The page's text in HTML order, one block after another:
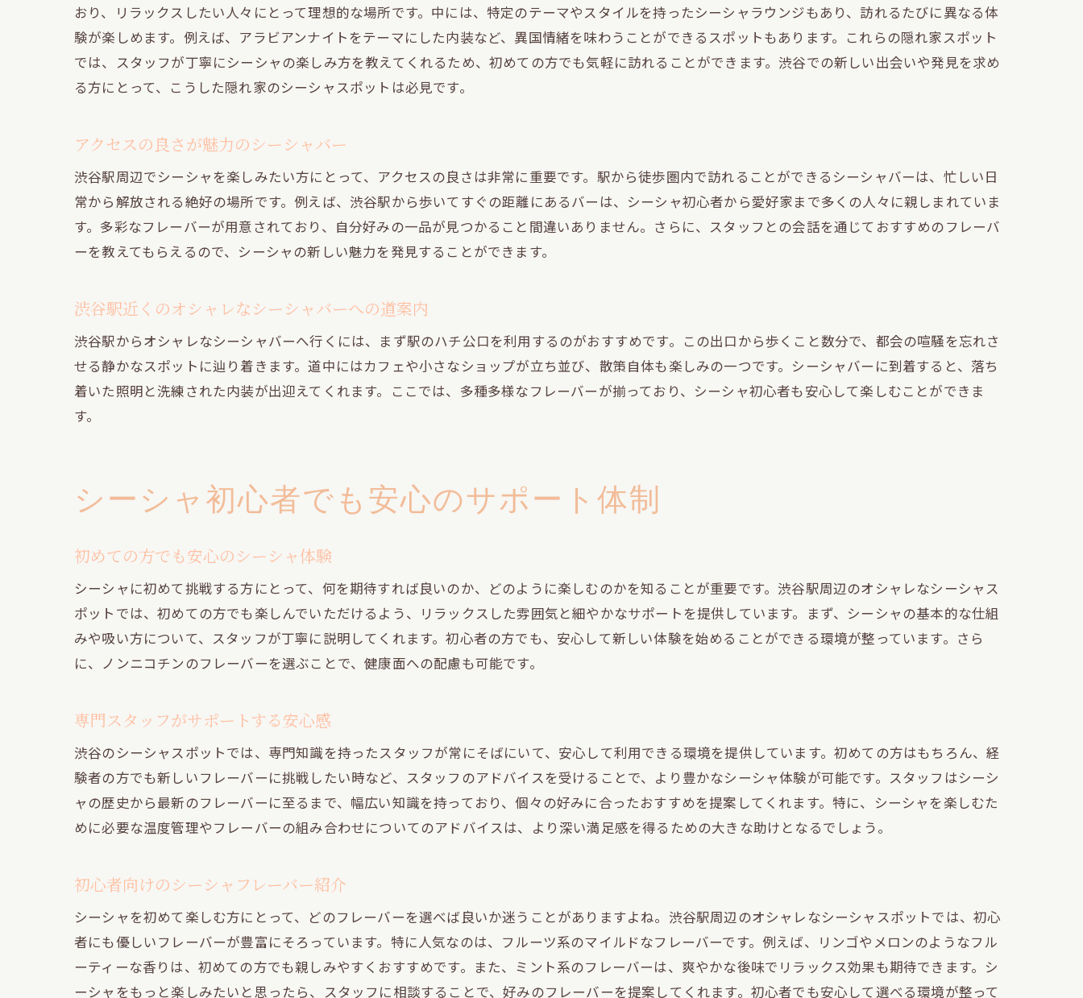
二人の時間を彩るシーシャバー
デートに最適な雰囲気作り
記念日にぴったりのシーシャスポット
グループで楽しむシーシャの魅力
シーシャを囲んでの楽しいひととき
友人と気軽に立ち寄れるスポット
渋谷のシーシャ空間での友人との時間
照明が魅力のシーシャスポット
インテリアでリラックスできる空間
照明とインテリアで心を落ち着ける
心地よい空間でのシーシャ体験
シーシャで日常を忘れるひととき
渋谷のシーシャスポットでリフレッシュ
シーシャを通じて新たな発見
おり、リラックスしたい人々にとって理想的な場所です。中には、特定のテーマやスタイルを持ったシーシャラウンジもあり、訪れるたびに異なる体
験が楽しめます。例えば、アラビアンナイトをテーマにした内装など、異国情緒を味わうことができるスポットもあります。これらの隠れ家スポット
では、スタッフが丁寧にシーシャの楽しみ方を教えてくれるため、初めての方でも気軽に訪れることができます。渋谷での新しい出会いや発見を求め
る方にとって、こうした隠れ家のシーシャスポットは必見です。
アクセスの良さが魅力のシーシャバー
渋谷駅周辺でシーシャを楽しみたい方にとって、アクセスの良さは非常に重要です。駅から徒歩圏内で訪れることができるシーシャバーは、忙しい日
常から解放される絶好の場所です。例えば、渋谷駅から歩いてすぐの距離にあるバーは、シーシャ初心者から愛好家まで多くの人々に親しまれていま
す。多彩なフレーバーが用意されており、自分好みの一品が見つかること間違いありません。さらに、スタッフとの会話を通じておすすめのフレーバ
ーを教えてもらえるので、シーシャの新しい魅力を発見することができます。
渋谷駅近くのオシャレなシーシャバーへの道案内
渋谷駅からオシャレなシーシャバーへ行くには、まず駅のハチ公口を利用するのがおすすめです。この出口から歩くこと数分で、都会の喧騒を忘れさ
せる静かなスポットに辿り着きます。道中にはカフェや小さなショップが立ち並び、散策自体も楽しみの一つです。シーシャバーに到着すると、落ち
着いた照明と洗練された内装が出迎えてくれます。ここでは、多種多様なフレーバーが揃っており、シーシャ初心者も安心して楽しむことができま
す。
シーシャ初心者でも安心のサポート体制
初めての方でも安心のシーシャ体験
シーシャに初めて挑戦する方にとって、何を期待すれば良いのか、どのように楽しむのかを知ることが重要です。渋谷駅周辺のオシャレなシーシャス
ポットでは、初めての方でも楽しんでいただけるよう、リラックスした雰囲気と細やかなサポートを提供しています。まず、シーシャの基本的な仕組
みや吸い方について、スタッフが丁寧に説明してくれます。初心者の方でも、安心して新しい体験を始めることができる環境が整っています。さら
に、ノンニコチンのフレーバーを選ぶことで、健康面への配慮も可能です。
専門スタッフがサポートする安心感
渋谷のシーシャスポットでは、専門知識を持ったスタッフが常にそばにいて、安心して利用できる環境を提供しています。初めての方はもちろん、経
験者の方でも新しいフレーバーに挑戦したい時など、スタッフのアドバイスを受けることで、より豊かなシーシャ体験が可能です。スタッフはシーシ
ャの歴史から最新のフレーバーに至るまで、幅広い知識を持っており、個々の好みに合ったおすすめを提案してくれます。特に、シーシャを楽しむた
めに必要な温度管理やフレーバーの組み合わせについてのアドバイスは、より深い満足感を得るための大きな助けとなるでしょう。
初心者向けのシーシャフレーバー紹介
シーシャを初めて楽しむ方にとって、どのフレーバーを選べば良いか迷うことがありますよね。渋谷駅周辺のオシャレなシーシャスポットでは、初心
者にも優しいフレーバーが豊富にそろっています。特に人気なのは、フルーツ系のマイルドなフレーバーです。例えば、リンゴやメロンのようなフル
ーティーな香りは、初めての方でも親しみやすくおすすめです。また、ミント系のフレーバーは、爽やかな後味でリラックス効果も期待できます。シ
ーシャをもっと楽しみたいと思ったら、スタッフに相談することで、好みのフレーバーを提案してくれます。初心者でも安心して選べる環境が整って